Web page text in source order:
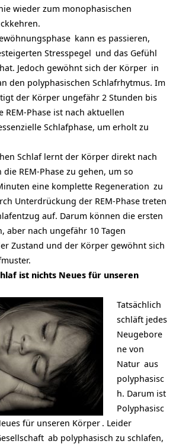
wieder zum monophasischen
kann es passieren,
Stresspegel und das Gefühl
Jedoch gewöhnt sich der Körper in
den polyphasischen Schlafrhytmus. Im
der Körper ungefähr 2 Stunden bis
REM-Phase ist nach aktuellen
Schlafphase, um erholt zu
Schlaf lernt der Körper direkt nach
REM-Phase zu gehen, um so
eine komplette Regeneration zu
Unterdrückung der REM-Phase treten
auf. Darum können die ersten
aber nach ungefähr 10 Tagen
Zustand und der Körper gewöhnt sich
ist nichts Neues für unseren
Tatsächlich
schläft jedes
Neugebore
ne von
Natur aus
polyphasisc
h. Darum ist
Polyphasisc
für unseren Körper . Leider
ab polyphasisch zu schlafen,